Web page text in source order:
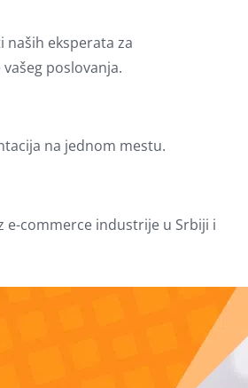
naših eksperata za
poslovanja.
na jednom mestu.
e-commerce industrije u Srbiji i